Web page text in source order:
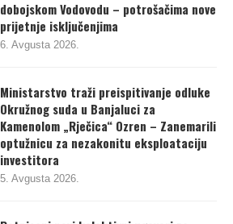
dobojskom Vodovodu – potrošačima nove
prijetnje isključenjima
6. Avgusta 2026.
Ministarstvo traži preispitivanje odluke
Okružnog suda u Banjaluci za
Kamenolom „Rječica“ Ozren – Zanemarili
optužnicu za nezakonitu eksploataciju
investitora
5. Avgusta 2026.